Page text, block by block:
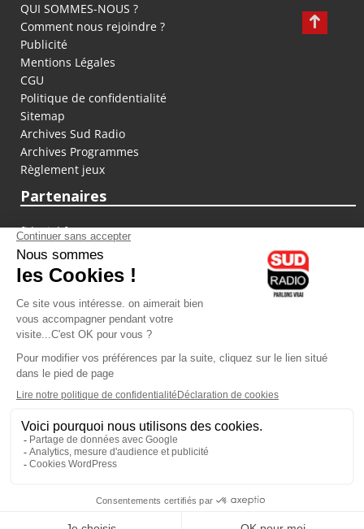
QUI SOMMES-NOUS ?
Comment nous rejoindre ?
Publicité
Mentions Légales
CGU
Politique de confidentialité
Sitemap
Archives Sud Radio
Archives Programmes
Règlement jeux
Partenaires
fiducial.fr
lyoncapitale.fr
olympique-et-lyonnais.com
L'application Iphone / Android
Téléchargez l'application
Les cookies
Gestion des cookies
Crédit photos : ©Sud Radio / Pierre Olivier
Brigitte Lahaie
Animateur